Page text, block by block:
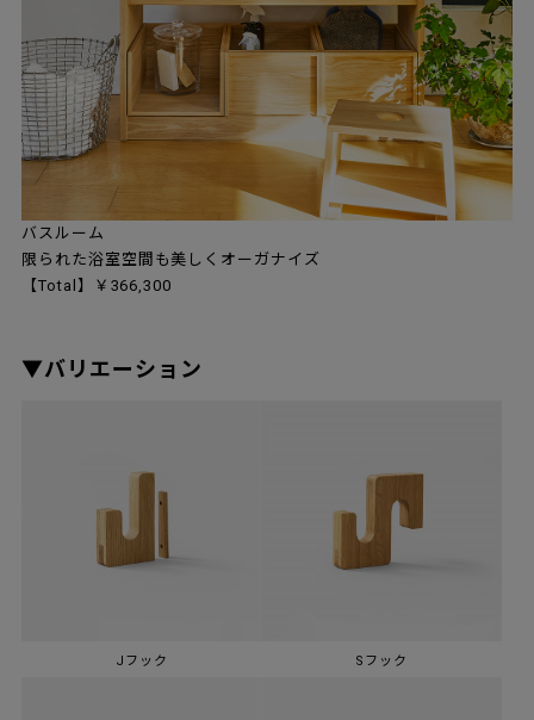
バスルーム
限られた浴室空間も美しくオーガナイズ
【Total】￥366,300
▼バリエーション
Jフック Sフック